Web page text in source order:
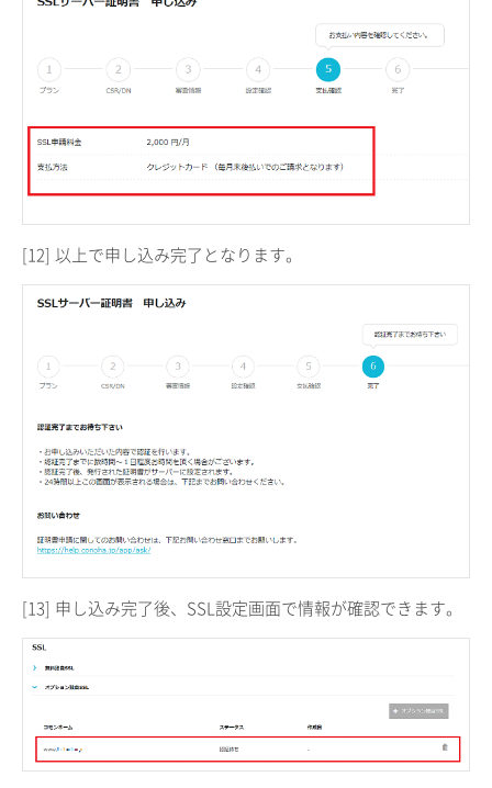
[12] 以上で申し込み完了となります。
[13] 申し込み完了後、SSL設定画面で情報が確認できます。